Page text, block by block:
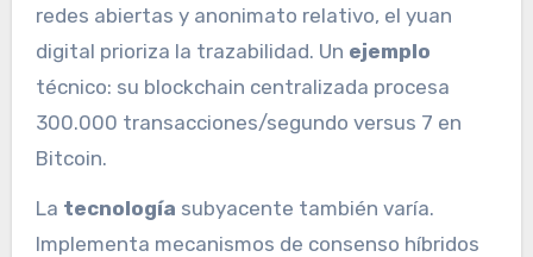
redes abiertas y anonimato relativo, el yuan
digital prioriza la trazabilidad. Un ejemplo
técnico: su blockchain centralizada procesa
300.000 transacciones/segundo versus 7 en
Bitcoin.
La tecnología subyacente también varía.
Implementa mecanismos de consenso híbridos